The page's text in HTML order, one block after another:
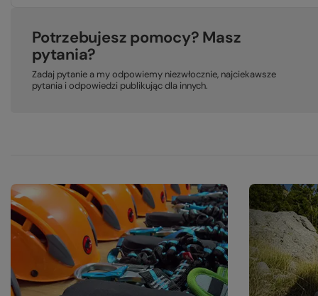
Potrzebujesz pomocy? Masz
pytania?
Zadaj pytanie a my odpowiemy niezwłocznie, najciekawsze
pytania i odpowiedzi publikując dla innych.